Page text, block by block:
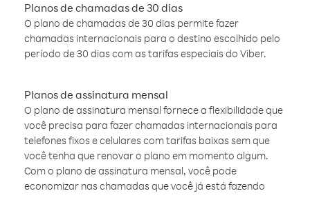
Planos de chamadas de 30 dias
O plano de chamadas de 30 dias permite fazer
chamadas internacionais para o destino escolhido pelo
período de 30 dias com as tarifas especiais do Viber.
Planos de assinatura mensal
O plano de assinatura mensal fornece a flexibilidade que
você precisa para fazer chamadas internacionais para
telefones fixos e celulares com tarifas baixas sem que
você tenha que renovar o plano em momento algum.
Com o plano de assinatura mensal, você pode
economizar nas chamadas que você já está fazendo